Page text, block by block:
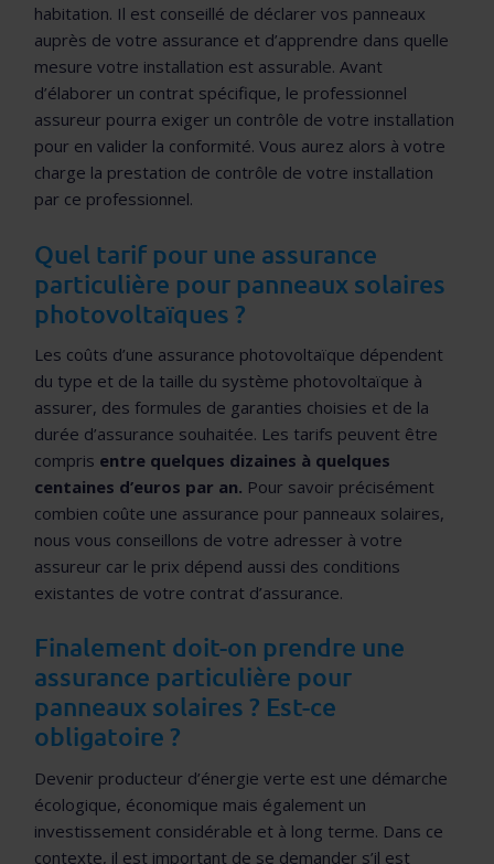
habitation. Il est conseillé de déclarer vos panneaux
auprès de votre assurance et d’apprendre dans quelle
mesure votre installation est assurable. Avant
d’élaborer un contrat spécifique, le professionnel
assureur pourra exiger un contrôle de votre installation
pour en valider la conformité. Vous aurez alors à votre
charge la prestation de contrôle de votre installation
par ce professionnel.
Quel tarif pour une assurance
particulière pour panneaux solaires
photovoltaïques ?
Les coûts d’une assurance photovoltaïque dépendent
du type et de la taille du système photovoltaïque à
assurer, des formules de garanties choisies et de la
durée d’assurance souhaitée. Les tarifs peuvent être
compris entre quelques dizaines à quelques
centaines d’euros par an. Pour savoir précisément
combien coûte une assurance pour panneaux solaires,
nous vous conseillons de votre adresser à votre
assureur car le prix dépend aussi des conditions
existantes de votre contrat d’assurance.
Finalement doit-on prendre une
assurance particulière pour
panneaux solaires ? Est-ce
obligatoire ?
Devenir producteur d’énergie verte est une démarche
écologique, économique mais également un
investissement considérable et à long terme. Dans ce
contexte, il est important de se demander s’il est